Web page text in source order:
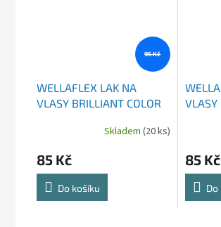
95 Kč
WELLAFLEX LAK NA
VLASY BRILLIANT COLOR
Skladem (20 ks)
85 Kč
Do košíku
VLASY
85 Kč
Do